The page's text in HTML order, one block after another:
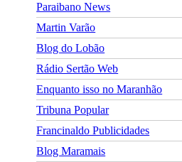
Paraibano News
Martin Varão
Blog do Lobão
Rádio Sertão Web
Enquanto isso no Maranhão
Tribuna Popular
Francinaldo Publicidades
Blog Maramais